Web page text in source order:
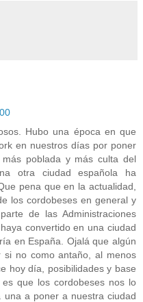
Hubo una época en que
en nuestros días por poner
poblada y más culta del
otra ciudad española ha
pena que en la actualidad,
los cordobeses en general y
de las Administraciones
convertido en una ciudad
en España. Ojalá que algún
no como antaño, al menos
hoy día, posibilidades y base
que los cordobeses nos lo
a poner a nuestra ciudad